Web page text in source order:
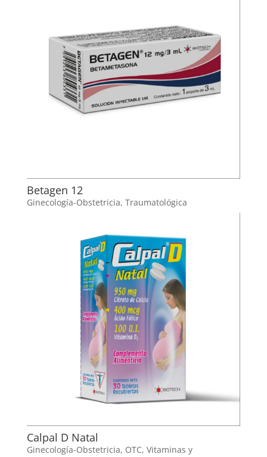
Betagen 12
Ginecología-Obstetricia, Traumatológica
Calpal D Natal
Ginecología-Obstetricia, OTC, Vitaminas y